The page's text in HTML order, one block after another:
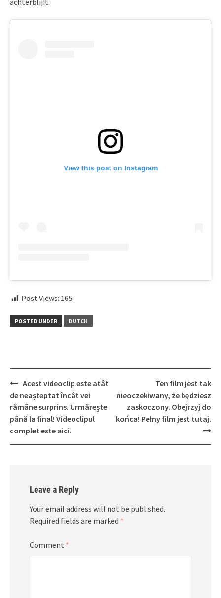
achterblijft.
View this post on Instagram
Post Views: 165
POSTED UNDER DUTCH
Post
navigation
Acest videoclip este atât
de neașteptat încât vei
rămâne surprins. Urmărește
până la final! Videoclipul
complet este aici.
Ten film jest tak
nieoczekiwany, że będziesz
zaskoczony. Obejrzyj do
końca! Pełny film jest tutaj.
Leave a Reply
Your email address will not be published.
Required fields are marked *
Comment *